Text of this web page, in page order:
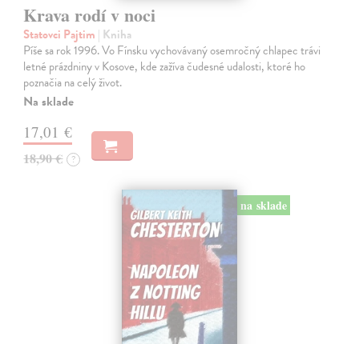
Krava rodí v noci
Statovci Pajtim | Kniha
Píše sa rok 1996. Vo Fínsku vychovávaný osemročný chlapec trávi
letné prázdniny v Kosove, kde zažíva čudesné udalosti, ktoré ho
poznačia na celý život.
Na sklade
17,01 €
18,90 € ?
na sklade